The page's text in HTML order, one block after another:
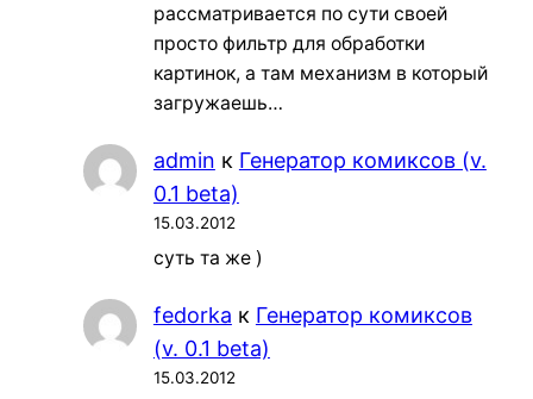
рассматривается по сути своей
просто фильтр для обработки
картинок, а там механизм в который
загружаешь…
admin к Генератор комиксов (v.
0.1 beta)
15.03.2012
суть та же )
fedorka к Генератор комиксов
(v. 0.1 beta)
15.03.2012